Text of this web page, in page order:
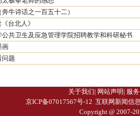
牛诗话之一百五十二）
台北人》
共卫生及应急管理学院招聘教学和科研秘书
画
问题
关于我们| 网站声明 | 服
京ICP备07017567号-12 互联网新闻信
Copyright @ 2007-